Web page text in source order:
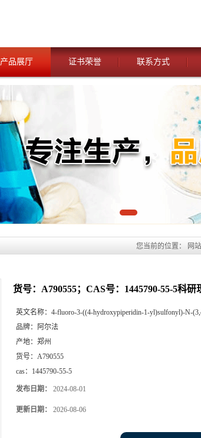
产品展厅 证书荣誉 联系方式
您当前的位置： 网
货号：A790555；CAS号：1445790-55-5科研
英文名称： 4-fluoro-3-((4-hydroxypiperidin-1-yl)sulfonyl)-N-
品牌：
阿尔法
产地： 郑州
货号： A790555
cas： 1445790-55-5
发布日期： 2024-08-01
更新日期： 2026-08-06